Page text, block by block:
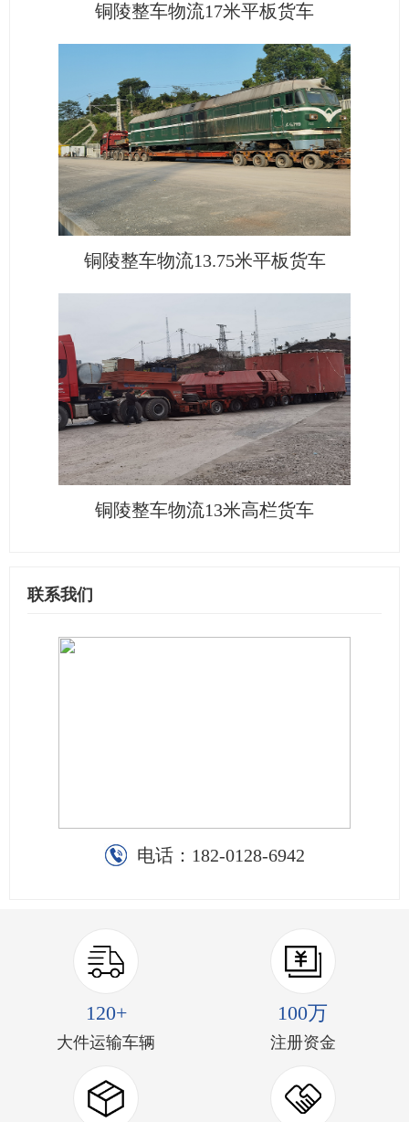
铜陵整车物流17米平板货车
铜陵整车物流13.75米平板货车
铜陵整车物流13米高栏货车
联系我们
电话： 182-0128-6942
120+
大件运输车辆
100万
注册资金